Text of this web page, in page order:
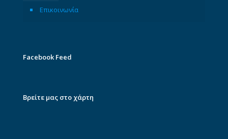
Επικοινωνία
Facebook Feed
Βρείτε μας στο χάρτη